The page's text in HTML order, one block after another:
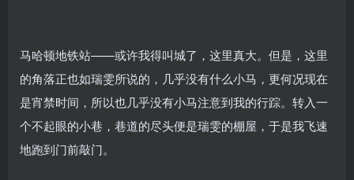
马哈顿地铁站——或许我得叫城了，这里真大。但是，这里
的角落正也如瑞雯所说的，几乎没有什么小马，更何况现在
是宵禁时间，所以也几乎没有小马注意到我的行踪。转入一
个不起眼的小巷，巷道的尽头便是瑞雯的棚屋，于是我飞速
地跑到门前敲门。